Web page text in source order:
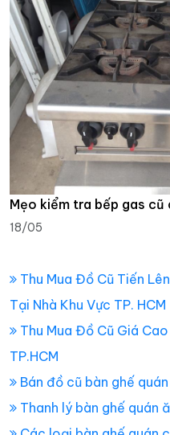
Mẹo kiểm tra bếp gas cũ
18/05
Thu Mua Đồ Cũ Tiến
Tại Nhà Khu Vực TP. HCM
Thu Mua Đồ Cũ Giá
TP.HCM
Bán đồ cũ bàn ghế
Thanh lý bàn ghế quán